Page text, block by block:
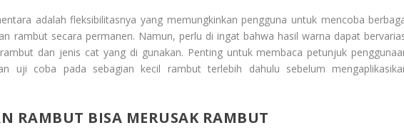
adalah fleksibilitasnya yang memungkinkan pengguna untuk mencoba
rambut secara permanen. Namun, perlu di ingat bahwa hasil warna dapat
dan jenis cat yang di gunakan. Penting untuk membaca petunjuk
uji coba pada sebagian kecil rambut terlebih dahulu sebelum
RAMBUT BISA MERUSAK RAMBUT